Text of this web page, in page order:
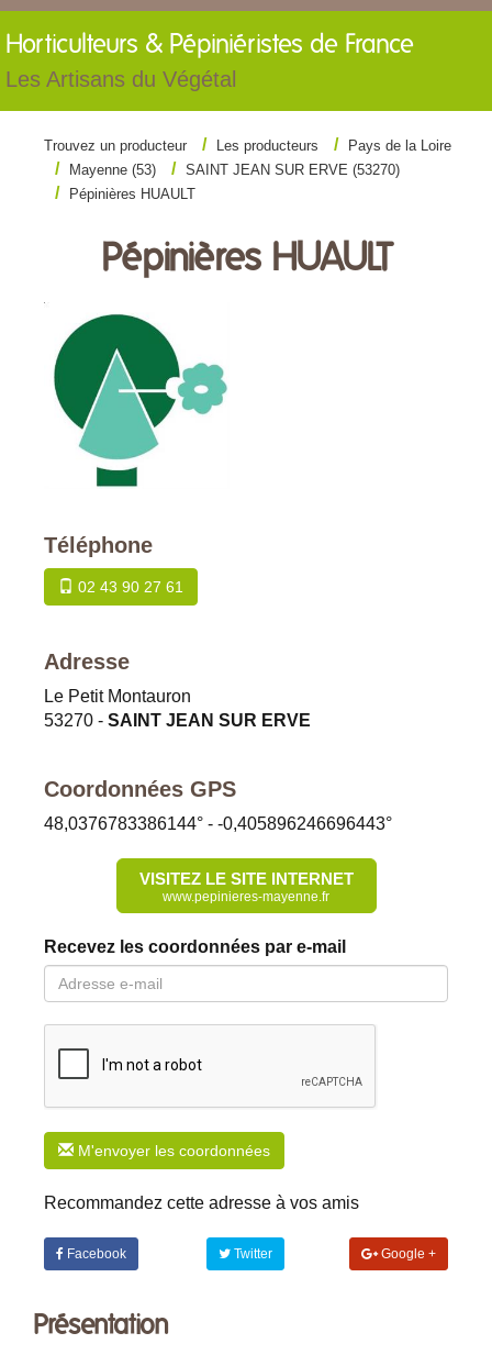
Horticulteurs & Pépiniéristes de France
Les Artisans du Végétal
Trouvez un producteur Les producteurs
Pays de la Loire
Mayenne (53)
SAINT JEAN SUR ERVE (53270)
Pépinières HUAULT
Pépinières HUAULT
Téléphone
02 43 90 27 61
Adresse
Le Petit Montauron
53270 - SAINT JEAN SUR ERVE
Coordonnées GPS
48,0376783386144° - -0,405896246696443°
VISITEZ LE SITE INTERNET
www.pepinieres-mayenne.fr
Recevez les coordonnées par e-mail
M'envoyer les coordonnées
Recommandez cette adresse à vos amis
Facebook Twitter Google +
Présentation